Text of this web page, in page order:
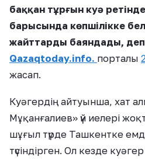
баққан тұрғын куә
барысында көпшілікке
жайттарды баяндады,
Qazaqtoday.info. порталы
жасап.
Куәгердің айтуынша, хат
Мұқанғалиев» үй иелері
шұғыл түрде Ташкентке
түсіндірген. Ол кезде